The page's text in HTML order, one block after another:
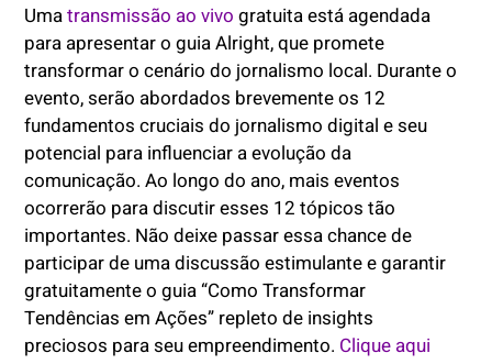
Umatransmissão ao vivo gratuita está agendada
para apresentar o guia Alright, que promete
transformar o cenário do jornalismo local. Durante o
evento, serão abordados brevemente os 12
fundamentos cruciais do jornalismo digital e seu
potencial para influenciar a evolução da
comunicação. Ao longo do ano, mais eventos
ocorrerão para discutir esses 12 tópicos tão
importantes. Não deixe passar essa chance de
participar de uma discussão estimulante e garantir
gratuitamente o guia “Como Transformar
Tendências em Ações” repleto de insights
preciosos para seu empreendimento. Clique aqui